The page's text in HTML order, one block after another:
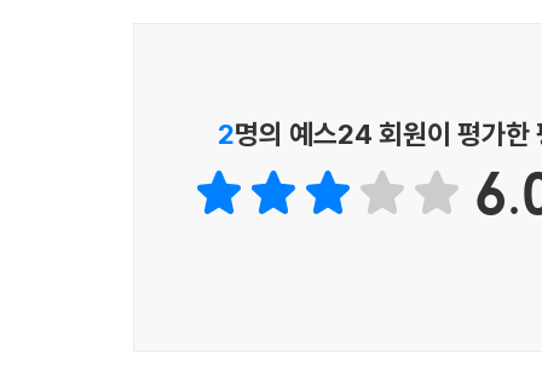
Section 01 실전 모의고사 6회
Section 03 실전 모의고사 8회
Section 04 실전 모의고사 9회
- 독자 보험제도가 무엇인지 궁금하세요?
공부하다 안 풀리는 문제나 어떻게 공부를 해야
자격증 선택에서 합격증을 받는 그 날까지 영진닷
2명의 예스24 회원이 평가한